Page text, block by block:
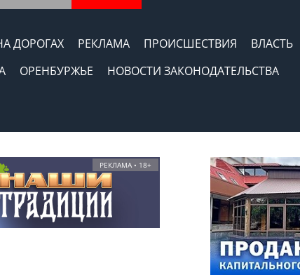
ДОРОГАХ РЕКЛАМА ПРОИСШЕСТВИЯ
ВЛАСТЬ
ОРЕНБУРЖЬЕ
НОВОСТИ ЗАКОНОДАТЕЛЬСТВА
РЕКЛАМА • 18+